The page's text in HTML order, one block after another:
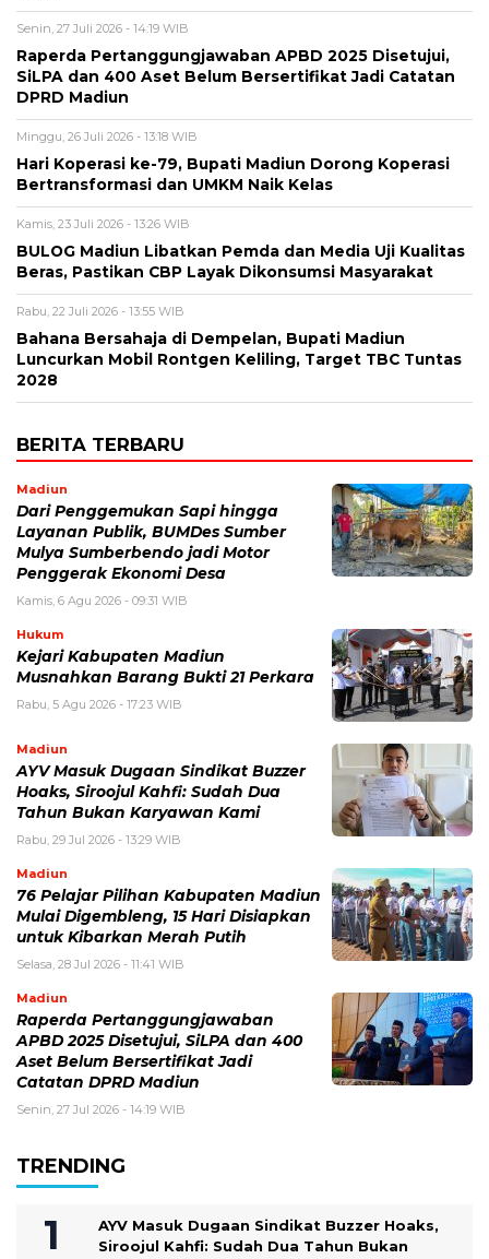
Senin, 27 Juli 2026 - 14:19 WIB
Raperda Pertanggungjawaban APBD 2025 Disetujui,
SiLPA dan 400 Aset Belum Bersertifikat Jadi Catatan
DPRD Madiun
Minggu, 26 Juli 2026 - 13:18 WIB
Hari Koperasi ke-79, Bupati Madiun Dorong Koperasi
Bertransformasi dan UMKM Naik Kelas
Kamis, 23 Juli 2026 - 13:26 WIB
BULOG Madiun Libatkan Pemda dan Media Uji Kualitas
Beras, Pastikan CBP Layak Dikonsumsi Masyarakat
Rabu, 22 Juli 2026 - 13:55 WIB
Bahana Bersahaja di Dempelan, Bupati Madiun
Luncurkan Mobil Rontgen Keliling, Target TBC Tuntas
2028
BERITA TERBARU
Madiun
Dari Penggemukan Sapi hingga
Layanan Publik, BUMDes Sumber
Mulya Sumberbendo jadi Motor
Penggerak Ekonomi Desa
Kamis, 6 Agu 2026 - 09:31 WIB
Hukum
Kejari Kabupaten Madiun
Musnahkan Barang Bukti 21 Perkara
Rabu, 5 Agu 2026 - 17:23 WIB
Madiun
AYV Masuk Dugaan Sindikat Buzzer
Hoaks, Siroojul Kahfi: Sudah Dua
Tahun Bukan Karyawan Kami
Rabu, 29 Jul 2026 - 13:29 WIB
Madiun
76 Pelajar Pilihan Kabupaten Madiun
Mulai Digembleng, 15 Hari Disiapkan
untuk Kibarkan Merah Putih
Selasa, 28 Jul 2026 - 11:41 WIB
Madiun
Raperda Pertanggungjawaban
APBD 2025 Disetujui, SiLPA dan 400
Aset Belum Bersertifikat Jadi
Catatan DPRD Madiun
Senin, 27 Jul 2026 - 14:19 WIB
TRENDING
AYV Masuk Dugaan Sindikat Buzzer Hoaks,
Siroojul Kahfi: Sudah Dua Tahun Bukan